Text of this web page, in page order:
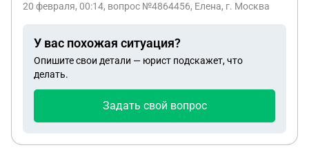
приставов исполнительный лист по алиментам.
к приставам, имеет ли юридическую силу данная
ему расписка. С учётом того, что деньги ,
указанные в данной расписке, он не выплатил.
20 февраля, 00:14, вопрос №4864456, Елена, г. Москва
У вас похожая ситуация?
Опишите свои детали — юрист подскажет, что
делать.
Задать свой вопрос